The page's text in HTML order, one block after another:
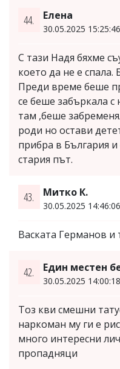
44. Елена
30.05.2025 15:25:46
С тази Надя бяхме
което да не е спала.
Преди време беше
се беше забъркала
там ,беше
роди но остави
прибра в България
стария път.
43. Митко К.
30.05.2025 14:46:06
Васката Германов и
42. Един местен
30.05.2025 14:00:18
Тоз кви смешни
наркоман му ги е
много интересни
пропадняци